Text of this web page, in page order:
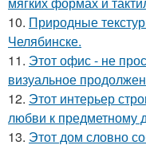
10. Природные
Челябинске.
11. Этот офис - не
визуальное
12. Этот интерьер
любви к предметному
13. Этот дом словно